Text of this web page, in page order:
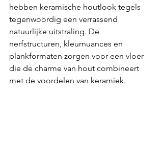
hebben keramische houtlook tegels
tegenwoordig een verrassend
natuurlijke uitstraling. De
nerfstructuren, kleurnuances en
plankformaten zorgen voor een vloer
die de charme van hout combineert
met de voordelen van keramiek.